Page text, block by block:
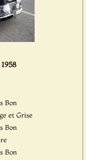
Bon
et Grise
Bon
Bon